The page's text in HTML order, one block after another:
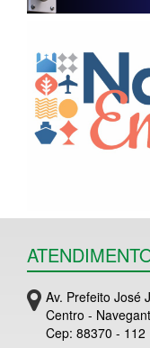
Av. Prefeito José
Centro -
Cep: 88370 - 112